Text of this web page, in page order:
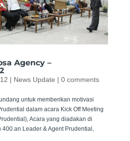
Agency –
| News Update | 0 comments
untuk memberikan motivasi
dalam acara Kick Off Meeting
Acara yang diadakan di
Leader & Agent Prudential,